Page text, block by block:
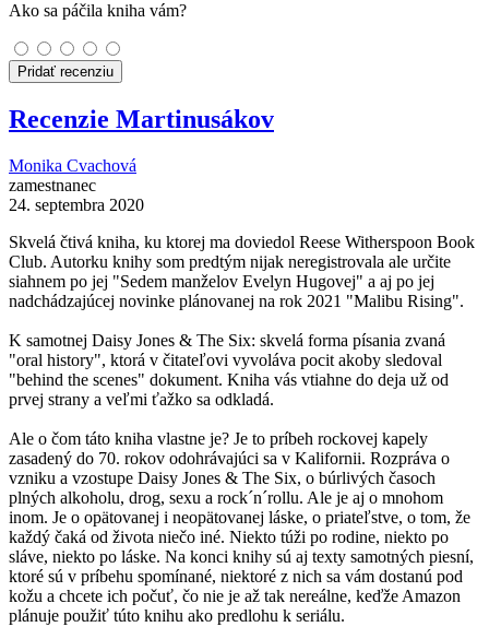
Ako sa páčila kniha vám?
Pridať recenziu
Recenzie Martinusákov
Monika Cvachová
zamestnanec
24. septembra 2020
Skvelá čtivá kniha, ku ktorej ma doviedol Reese Witherspoon Book
Club. Autorku knihy som predtým nijak neregistrovala ale určite
siahnem po jej "Sedem manželov Evelyn Hugovej" a aj po jej
nadchádzajúcej novinke plánovanej na rok 2021 "Malibu Rising".
K samotnej Daisy Jones & The Six: skvelá forma písania zvaná
"oral history", ktorá v čitateľovi vyvoláva pocit akoby sledoval
"behind the scenes" dokument. Kniha vás vtiahne do deja už od
prvej strany a veľmi ťažko sa odkladá.
Ale o čom táto kniha vlastne je? Je to príbeh rockovej kapely
zasadený do 70. rokov odohrávajúci sa v Kalifornii. Rozpráva o
vzniku a vzostupe Daisy Jones & The Six, o búrlivých časoch
plných alkoholu, drog, sexu a rock´n´rollu. Ale je aj o mnohom
inom. Je o opätovanej i neopätovanej láske, o priateľstve, o tom, že
každý čaká od života niečo iné. Niekto túži po rodine, niekto po
sláve, niekto po láske. Na konci knihy sú aj texty samotných piesní,
ktoré sú v príbehu spomínané, niektoré z nich sa vám dostanú pod
kožu a chcete ich počuť, čo nie je až tak nereálne, keďže Amazon
plánuje použiť túto knihu ako predlohu k seriálu.